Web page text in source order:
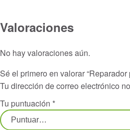
Valoraciones
No hay valoraciones aún.
Sé el primero en valorar
Tu dirección de correo electrónico
Tu puntuación *